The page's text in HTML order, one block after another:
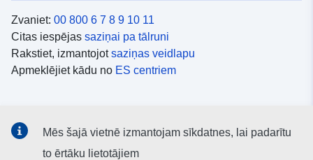
Zvaniet: 00 800 6 7 8 9 10 11
Citas iespējas saziņai pa tālruni
Rakstiet, izmantojotsaziņas veidlapu
Apmeklējiet kādu no ES centriem
ES kontisociālajos medijos
Mēs šajā vietnē izmantojam sīkdatnes, lai padarītu
to ērtāku lietotājiem